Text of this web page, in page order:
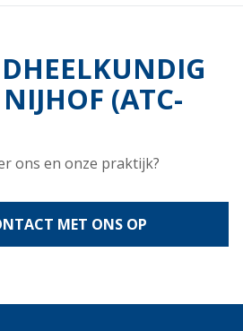
(ATC-
ons en onze praktijk?
MET ONS OP